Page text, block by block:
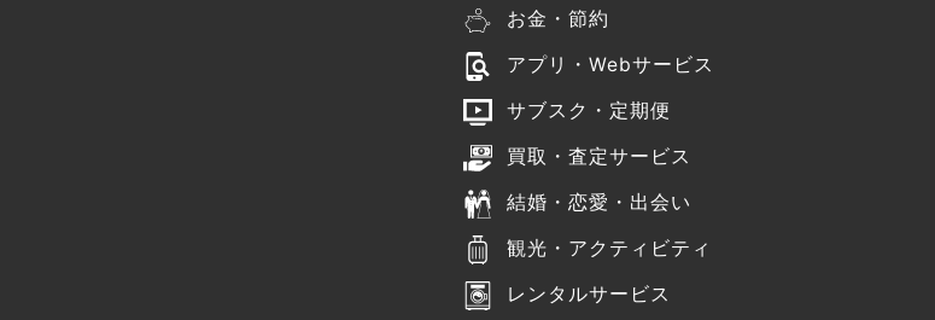
お金・節約
アプリ・Webサービス
サブスク・定期便
買取・査定サービス
結婚・恋愛・出会い
観光・アクティビティ
レンタルサービス